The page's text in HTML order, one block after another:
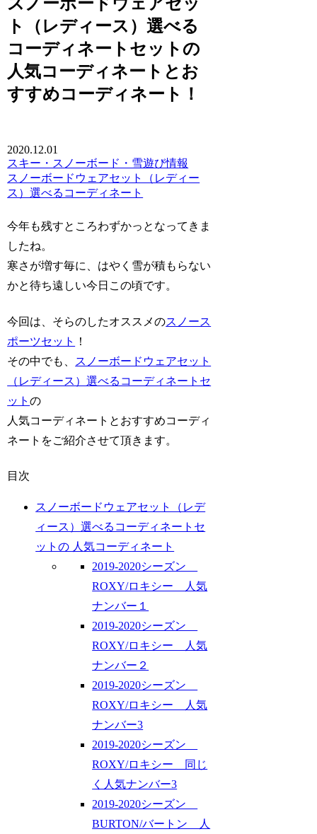
ト（レディース）選べる
コーディネートセットの
人気コーディネートとお
すすめコーディネート！
2020.12.01
スキー・スノーボード・雪遊び情報
スノーボードウェアセット（レディー
ス）選べるコーディネート
今年も残すところわずかっとなってきま
したね。
寒さが増す毎に、はやく雪が積もらない
かと待ち遠しい今日この頃です。
今回は、そらのしたオススメのスノース
ポーツセット
！
その中でも、
スノーボードウェアセット
（レディース）選べるコーディネートセ
ットの
人気コーディネートとおすすめコーディ
ネートをご紹介させて頂きます。
目次
スノーボードウェアセット（レデ
ィース）選べるコーディネートセ
ットの 人気コーディネート
2019-2020シーズン
ROXY/ロキシー 人気
ナンバー１
2019-2020シーズン
ROXY/ロキシー 人気
ナンバー２
2019-2020シーズン
ROXY/ロキシー 人気
ナンバー3
2019-2020シーズン
ROXY/ロキシー 同じ
く人気ナンバー3
2019-2020シーズン
BURTON/バートン 人